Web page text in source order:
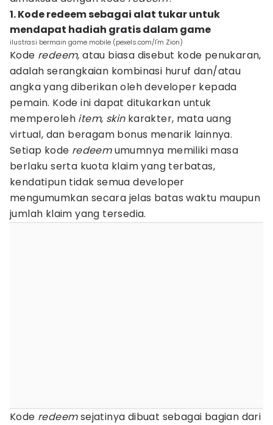
1. Kode redeem sebagai alat tukar untuk
mendapat hadiah gratis dalam game
ilustrasi bermain game mobile (pexels.com/I'm Zion)
Kode redeem,atau biasa disebut kode penukaran,
adalah serangkaian kombinasi huruf dan/atau
angka yang diberikan oleh developer kepada
pemain. Kode ini dapat ditukarkan untuk
memperoleh item, skin karakter, mata uang
virtual, dan beragam bonus menarik lainnya.
Setiap kode redeemumumnya memiliki masa
berlaku serta kuota klaim yang terbatas,
kendatipun tidak semua developer
mengumumkan secara jelas batas waktu maupun
jumlah klaim yang tersedia.
Kode redeemsejatinya dibuat sebagai bagian dari